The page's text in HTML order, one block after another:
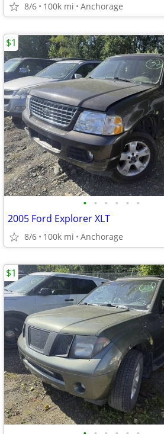
8/6 100k mi Anchorage
• • • • • •
2005 Ford Explorer XLT
8/6 100k mi Anchorage
$1
$1